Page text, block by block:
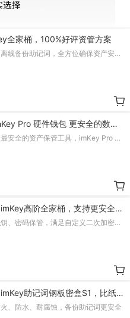
全家桶，100%好评资管方案
线备份助记词，全方位确保资产安
Pro 硬件钱包 更安全的数字
安全的资产保管工具，imKey Pro 硬
imKey高阶全家桶，支持更安全玩
、密码保管，满足自定义二次加密需
imKey助记词钢板密盒S1，比纸张
、防水、耐腐蚀，备份助记词更安全